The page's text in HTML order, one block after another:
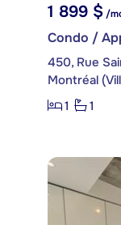
1 899 $ /
Condo /
450, Rue
Montréal
1
1